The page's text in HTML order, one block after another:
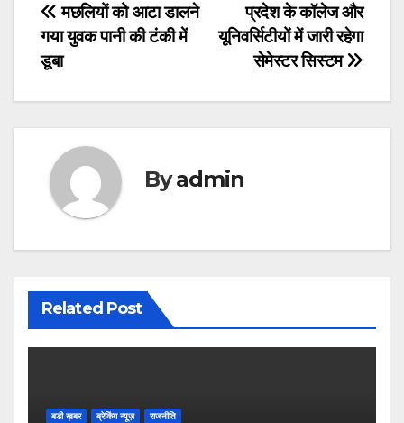
Post
navigation
प्रदेश के कॉलेज और
यूनिवर्सिटीयों में जारी रहेगा
सेमेस्टर सिस्टम
मछलियों को आटा डालने
गया युवक पानी की टंकी में
डूबा
Byadmin
Related Post
बडी ख़बर ब्रेकिंग न्यूज़ राजनीति